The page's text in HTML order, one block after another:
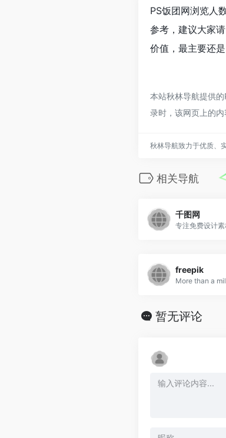
PS饭团网浏览人
参考，建议大家
价值，最主要还
本站秋林导航提供
录时，该网页上的
秋林导航致力于优质、
相关导航
千图网
专注免费设计
freepik
暂无评论